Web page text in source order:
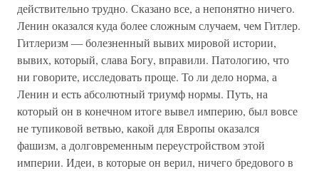
действительно трудно. Сказано все, а непонятно ничего.
Ленин оказался куда более сложным случаем, чем Гитлер.
Гитлеризм — болезненный вывих мировой истории,
вывих, который, слава Богу, вправили. Патологию, что
ни говорите, исследовать проще. То ли дело норма, а
Ленин и есть абсолютный триумф нормы. Путь, на
который он в конечном итоге вывел империю, был вовсе
не тупиковой ветвью, какой для Европы оказался
фашизм, а долговременным переустройством этой
империи. Идеи, в которые он верил, ничего бредового в